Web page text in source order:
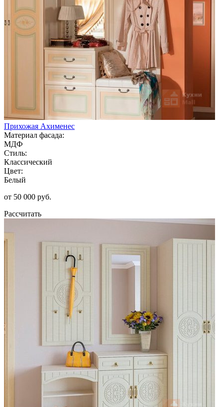
Прихожая Ахименес
Материал фасада:
МДФ
Стиль:
Классический
Цвет:
Белый
от 50 000 руб.
Рассчитать